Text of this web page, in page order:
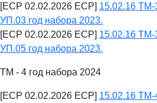
[ECP 02.02.2026 ECP] 15.02.16 ТМ-
УП.03 год набора 2023.
[ECP 02.02.2026 ECP] 15.02.16 ТМ-
УП.05 год набора 2023.
ТМ - 4 год набора 2024
[ECP 02.02.2026 ECP] 15.02.16 ТМ-